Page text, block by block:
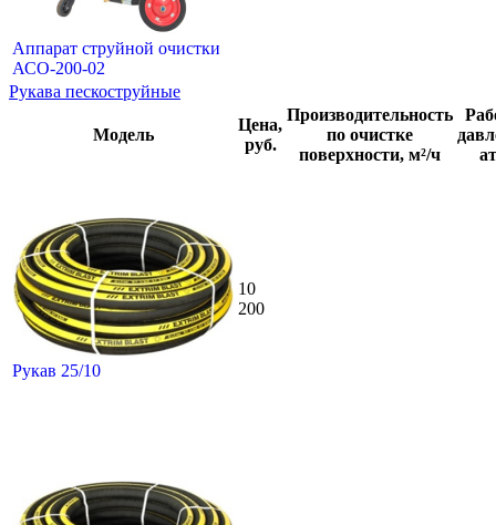
Аппарат струйной очистки
АСО-200-02
Рукава пескоструйные
Модель
Цена,
руб.
Производительность
по очистке
поверхности, м²/ч
Рукав 25/10
10
200